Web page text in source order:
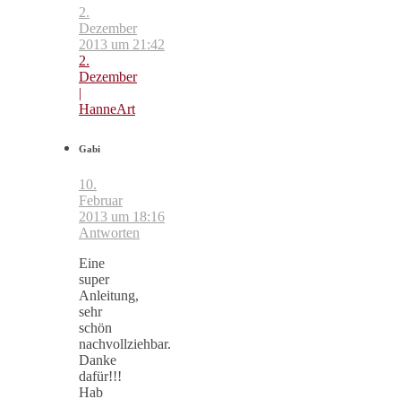
2.
Dezember
2013 um 21:42
2.
Dezember
|
HanneArt
Gabi
10.
Februar
2013 um 18:16
Antworten
Eine
super
Anleitung,
sehr
schön
nachvollziehbar.
Danke
dafür!!!
Hab